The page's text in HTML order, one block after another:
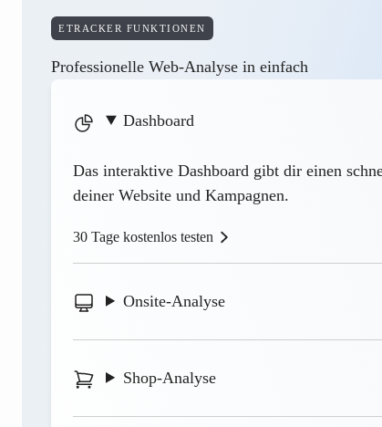
ETRACKER FUNKTIONEN
Professionelle Web-Analyse in einfach
Dashboard
Das interaktive Dashboard gibt dir einen
deiner Website und Kampagnen.
30 Tage kostenlos testen
Onsite-Analyse
Shop-Analyse